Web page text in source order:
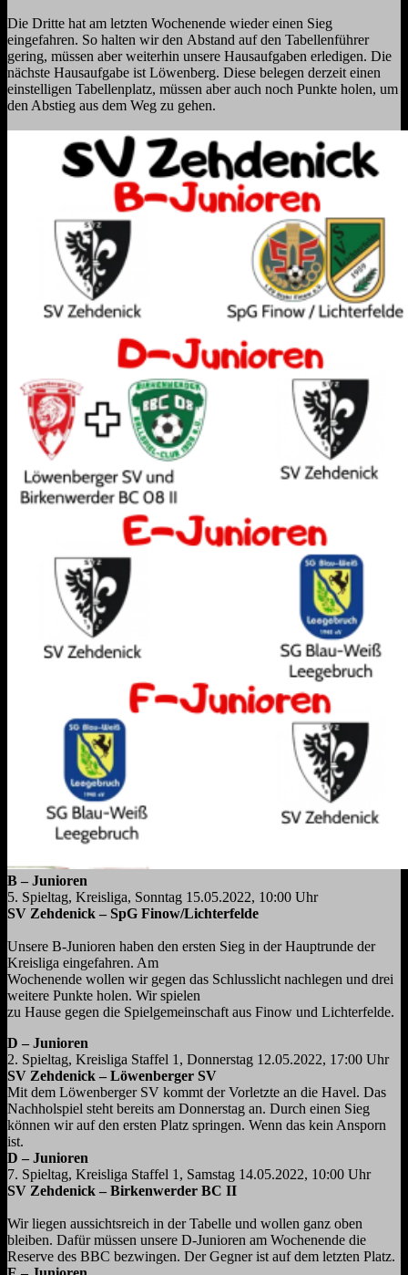
Die Dritte hat am letzten Wochenende wieder einen Sieg
eingefahren. So halten wir den Abstand auf den Tabellenführer
gering, müssen aber weiterhin unsere Hausaufgaben erledigen. Die
nächste Hausaufgabe ist Löwenberg. Diese belegen derzeit einen
einstelligen Tabellenplatz, müssen aber auch noch Punkte holen, um
den Abstieg aus dem Weg zu gehen.
B – Junioren
5. Spieltag, Kreisliga, Sonntag 15.05.2022, 10:00 Uhr
SV Zehdenick – SpG Finow/Lichterfelde
Unsere B-Junioren haben den ersten Sieg in der Hauptrunde der
Kreisliga eingefahren. Am
Wochenende wollen wir gegen das Schlusslicht nachlegen und drei
weitere Punkte holen. Wir spielen
zu Hause gegen die Spielgemeinschaft aus Finow und Lichterfelde.
D – Junioren
2. Spieltag, Kreisliga Staffel 1, Donnerstag 12.05.2022, 17:00 Uhr
SV Zehdenick – Löwenberger SV
Mit dem Löwenberger SV kommt der Vorletzte an die Havel. Das
Nachholspiel steht bereits am Donnerstag an. Durch einen Sieg
können wir auf den ersten Platz springen. Wenn das kein Ansporn
ist.
D – Junioren
7. Spieltag, Kreisliga Staffel 1, Samstag 14.05.2022, 10:00 Uhr
SV Zehdenick – Birkenwerder BC II
Wir liegen aussichtsreich in der Tabelle und wollen ganz oben
bleiben. Dafür müssen unsere D-Junioren am Wochenende die
Reserve des BBC bezwingen. Der Gegner ist auf dem letzten Platz.